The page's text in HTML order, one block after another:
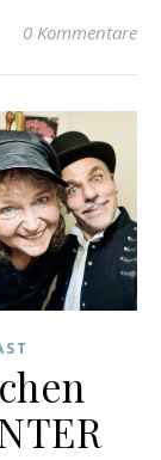
0 Kommentare